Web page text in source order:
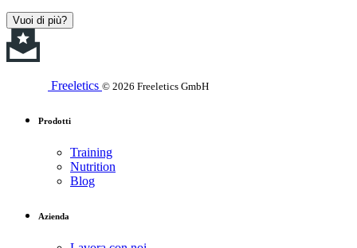
Vuoi di più?
Freeletics © 2026 Freeletics GmbH
Prodotti
Training
Nutrition
Blog
Azienda